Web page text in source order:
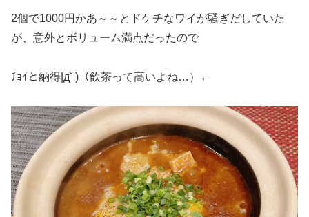
2個で1000円かあ～～とドケチなワイが騒ぎだしていた
が、意外とボリューム満点だったので
ﾁｮｲと納得|дﾟ)（飲茶って高いよね…）←